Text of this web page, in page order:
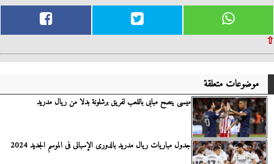
⇧
موضوعات متعلقة
ميسى ينصح مبابى باللعب لفريق برشلونة بدلا من ريال مدريد
جدول مباريات ريال مدريد بالدورى الإسبانى فى الموسم الجديد 2024